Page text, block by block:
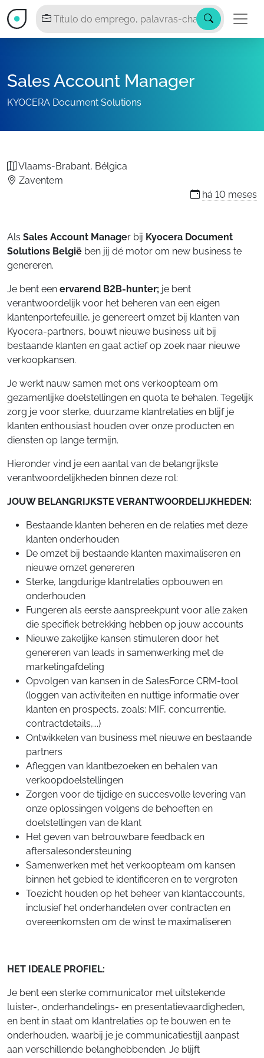
Sales Account Manager
KYOCERA Document Solutions
Vlaams-Brabant, Bélgica
Zaventem
há 10 meses
Als Sales Account Manager bij Kyocera Document
Solutions België ben jij dé motor om new business te
genereren.
Je bent een ervarend B2B-hunter; je bent
verantwoordelijk voor het beheren van een eigen
klantenportefeuille, je genereert omzet bij klanten van
Kyocera-partners, bouwt nieuwe business uit bij
bestaande klanten en gaat actief op zoek naar nieuwe
verkoopkansen.
Je werkt nauw samen met ons verkoopteam om
gezamenlijke doelstellingen en quota te behalen. Tegelijk
zorg je voor sterke, duurzame klantrelaties en blijf je
klanten enthousiast houden over onze producten en
diensten op lange termijn.
Hieronder vind je een aantal van de belangrijkste
verantwoordelijkheden binnen deze rol:
JOUW BELANGRIJKSTE VERANTWOORDELIJKHEDEN:
Bestaande klanten beheren en de relaties met deze
klanten onderhouden
De omzet bij bestaande klanten maximaliseren en
nieuwe omzet genereren
Sterke, langdurige klantrelaties opbouwen en
onderhouden
Fungeren als eerste aanspreekpunt voor alle zaken
die specifiek betrekking hebben op jouw accounts
Nieuwe zakelijke kansen stimuleren door het
genereren van leads in samenwerking met de
marketingafdeling
Opvolgen van kansen in de SalesForce CRM-tool
(loggen van activiteiten en nuttige informatie over
klanten en prospects, zoals: MIF, concurrentie,
contractdetails,...)
Ontwikkelen van business met nieuwe en bestaande
partners
Afleggen van klantbezoeken en behalen van
verkoopdoelstellingen
Zorgen voor de tijdige en succesvolle levering van
onze oplossingen volgens de behoeften en
doelstellingen van de klant
Het geven van betrouwbare feedback en
aftersalesondersteuning
Samenwerken met het verkoopteam om kansen
binnen het gebied te identificeren en te vergroten
Toezicht houden op het beheer van klantaccounts,
inclusief het onderhandelen over contracten en
overeenkomsten om de winst te maximaliseren
HET IDEALE PROFIEL:
Je bent een sterke communicator met uitstekende
luister-, onderhandelings- en presentatievaardigheden,
en bent in staat om klantrelaties op te bouwen en te
onderhouden, waarbij je je communicatiestijl aanpast
aan verschillende belanghebbenden. Je blijft